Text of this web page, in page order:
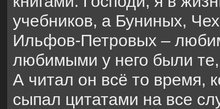
учебников, а Буниных,
Ильфов-Петровых –
любимыми у него были
А читал он всё то время,
сыпал цитатами на все